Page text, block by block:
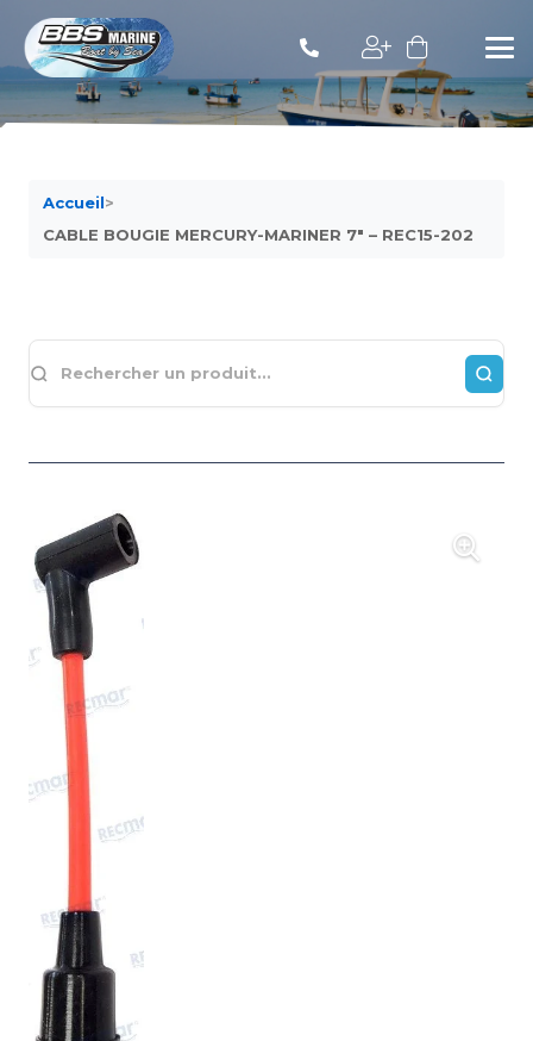
Accueil>
CABLE BOUGIE MERCURY-MARINER 7″ – REC15-202